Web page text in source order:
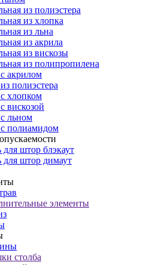
из полиэстера
из хлопка
из льна
из акрила
из вискозы
из полипропилена
акрилом
полиэстера
хлопком
вискозой
льном
полиамидом
для штор блэкаут
для штор димаут
элементы
столба